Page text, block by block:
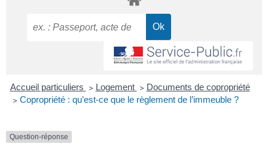
Accueil particuliers > Logement > Documents de copropriété
> Copropriété : qu’est-ce que le règlement de l’immeuble ?
Question-réponse